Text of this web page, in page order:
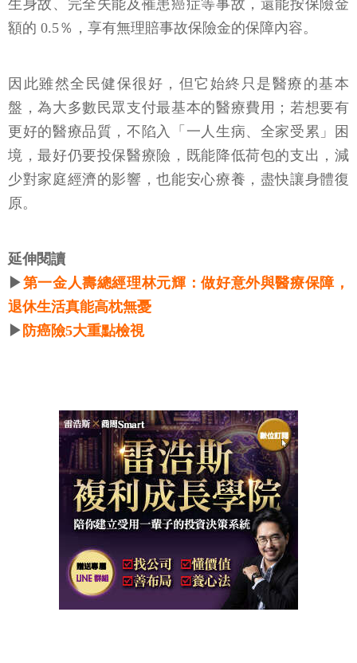
生身故、完全失能及罹患癌症等事故，還能按保險金
額的 0.5％，享有無理賠事故保險金的保障內容。
因此雖然全民健保很好，但它始終只是醫療的基本
盤，為大多數民眾支付最基本的醫療費用；若想要有
更好的醫療品質，不陷入「一人生病、全家受累」困
境，最好仍要投保醫療險，既能降低荷包的支出，減
少對家庭經濟的影響，也能安心療養，盡快讓身體復
原。
延伸閱讀
▶第一金人壽總經理林元輝：做好意外與醫療保障，
退休生活真能高枕無憂
▶ 防癌險5大重點檢視